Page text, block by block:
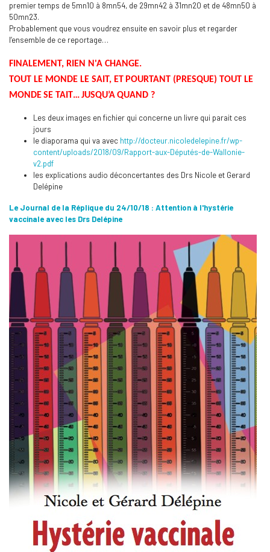
premier temps de 5mn10 à 8mn54, de 29mn42 à 31mn20 et de 48mn50 à
50mn23.
Probablement que vous voudrez ensuite en savoir plus et regarder
l’ensemble de ce reportage…
FINALEMENT, RIEN N'A CHANGE.
TOUT LE MONDE LE SAIT, ET POURTANT (PRESQUE) TOUT LE
MONDESE TAIT…JUSQU’AQUAND ?
Les deux images en fichier qui concerne un livre qui parait ces
jours
le diaporama qui va avec http://docteur.nicoledelepine.fr/wp-
content/uploads/2018/09/Rapport-aux-Députés-de-Wallonie-
v2.pdf
les explications audio déconcertantes des Drs Nicole et Gerard
Delépine
Le Journal de la Réplique du 24/10/18 : Attention à l'hystérie
vaccinale avec les Drs Delépine